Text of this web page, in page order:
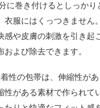
に巻き付けるとしっかり
衣服にはくっつきません
感や皮膚の刺激を引き起
および除去できます。
性の包帯は、伸縮性が
性がある素材で作られて